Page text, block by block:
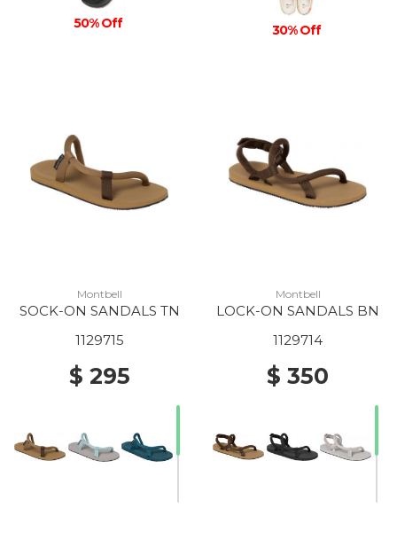
50% Off 30% Off
Montbell
SOCK-ON SANDALS TN
1129715
$ 295
Montbell
LOCK-ON SANDALS BN
1129714
$ 350